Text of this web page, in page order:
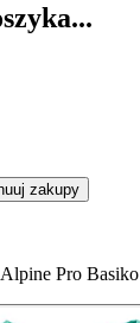
zakupy
Pro Basiko